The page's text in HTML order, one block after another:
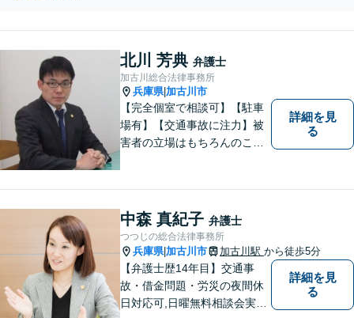
夜間対応／初回相談3
見据えた解決方法をご
応実績を活かし、受任
駅7分】【休日・夜間
相談対応(要相談)】
北川 芳典 弁護士
加古川総合法律事務所
兵庫県|加古川市
【完全個室で相談可】【駐車
場有】【交通事故に注力】被
害者の立場はもちろんのこ
その経験の中で交通事故に関
する知識を研鑽して参りまし
た。依頼者様の立場に立って
親身に対応いたしますので、
ご相談ください。
詳細を見
る
中森 真紀子 弁護士
つつじの総合法律事務所
兵庫県|加古川市 加古川駅 から徒歩5分
【弁護士歴14年目】交通事
故・借金問題・労災の夜間休
日対応可,日曜無料相談会実施
詳細を見
る